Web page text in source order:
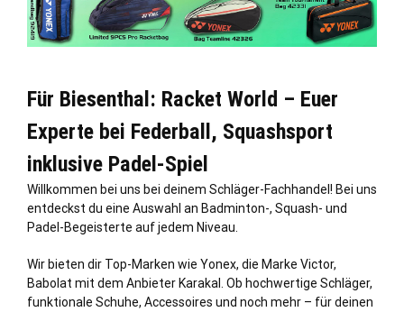
Für Biesenthal: Racket World – Euer
Experte bei Federball, Squashsport
inklusive Padel-Spiel
Willkommen bei uns bei deinem Schläger-Fachhandel! Bei uns
entdeckst du eine Auswahl an Badminton-, Squash- und
Padel-Begeisterte auf jedem Niveau.
Wir bieten dir Top-Marken wie Yonex, die Marke Victor,
Babolat mit dem Anbieter Karakal. Ob hochwertige Schläger,
funktionale Schuhe, Accessoires und noch mehr – für deinen